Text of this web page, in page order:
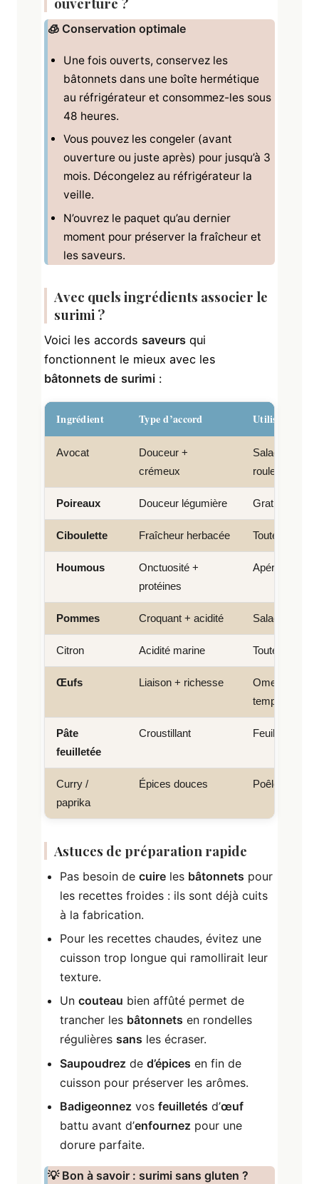
🧊 Conservation optimale
Une fois ouverts, conservez les
bâtonnets dans une boîte hermétique
au réfrigérateur et consommez-les sous
48 heures.
Vous pouvez les congeler (avant
ouverture ou juste après) pour jusqu’à 3
mois. Décongelez au réfrigérateur la
veille.
N’ouvrez le paquet qu’au dernier
moment pour préserver la fraîcheur et
les saveurs.
Avec quels ingrédients associer le
surimi ?
Voici les accords saveurs qui
fonctionnent le mieux avec les
bâtonnets de surimi :
Ingrédient Type d’accord Utilisation
Avocat
Douceur +
crémeux
Salade,
rouleau
Poireaux Douceur légumière Gratin,
Ciboulette Fraîcheur herbacée Toutes
Houmous
Onctuosité +
protéines
Apéro, salade
Pommes Croquant + acidité Salade
Citron Acidité marine Toutes
Œufs Liaison + richesse
Omelette,
tempura
Pâte
feuilletée
Croustillant Feuilletés,
Curry /
paprika
Épices douces Poêlée,
Astuces de préparation rapide
Pas besoin decuire les bâtonnets pour
les recettes froides : ils sont déjà cuits
à la fabrication.
Pour les recettes chaudes, évitez une
cuisson trop longue qui ramollirait leur
texture.
Uncouteau bien affûté permet de
trancher les bâtonnets en rondelles
régulièressans les écraser.
Saupoudrez ded’épices en fin de
cuisson pour préserver les arômes.
Badigeonnez vosfeuilletés d’œuf
battu avant d’enfournez pour une
dorure parfaite.
💡 Bon à savoir : surimi sans gluten ?